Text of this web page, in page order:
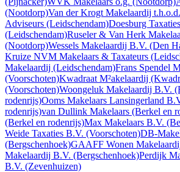
(Nootdorp)Van der Krogt Makelaardij
Adviseurs (Leidschendam)Doesburg Taxaties
(Leidschendam)Ruseler & Van Herk
(Nootdorp)Wessels Makelaardij B.V. (Den
Kruize NVM Makelaars & Taxateurs
Makelaardij (Leidschendam)Frans Spendel
(Voorschoten)Kwadraat M²akelaardij
(Voorschoten)Woongeluk Makelaardij B.V.
rodenrijs)Ooms Makelaars Lansingerland
rodenrijs)van Dullink Makelaars (Berkel en
(Berkel en rodenrijs)Max Makelaars B.V.
Weide Taxaties B.V. (Voorschoten)DB-
(Bergschenhoek)GAAFF Wonen
Makelaardij B.V. (Bergschenhoek)Perdijk
B.V. (Zevenhuizen)